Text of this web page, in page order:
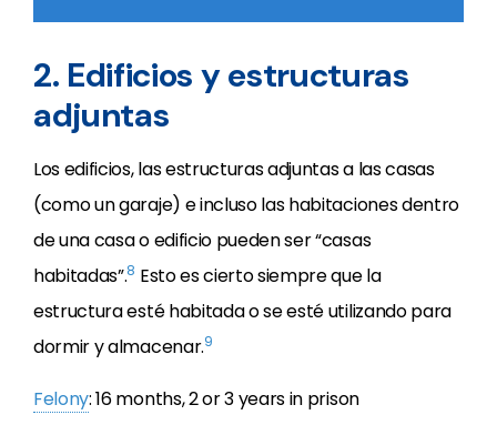
2. Edificios y estructuras
adjuntas
Los edificios, las estructuras adjuntas a las casas
(como un garaje) e incluso las habitaciones dentro
de una casa o edificio pueden ser “casas
habitadas”.8 Esto es cierto siempre que la
estructura esté habitada o se esté utilizando para
dormir y almacenar.9
Felony: 16 months, 2 or 3 years in prison